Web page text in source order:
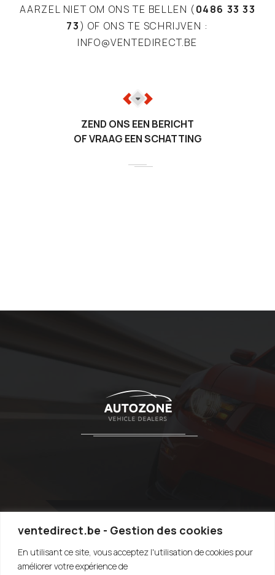
ventedirect.be - Gestion des cookies
En utilisant ce site, vous acceptez l'utilisation de cookies pour
améliorer votre expérience de
AARZEL NIET OM ONS TE BELLEN (0486 33 33
73) OF ONS TE SCHRIJVEN :
INFO@VENTEDIRECT.BE
ZEND ONS EEN BERICHT
OF VRAAG EEN SCHATTING
TOP